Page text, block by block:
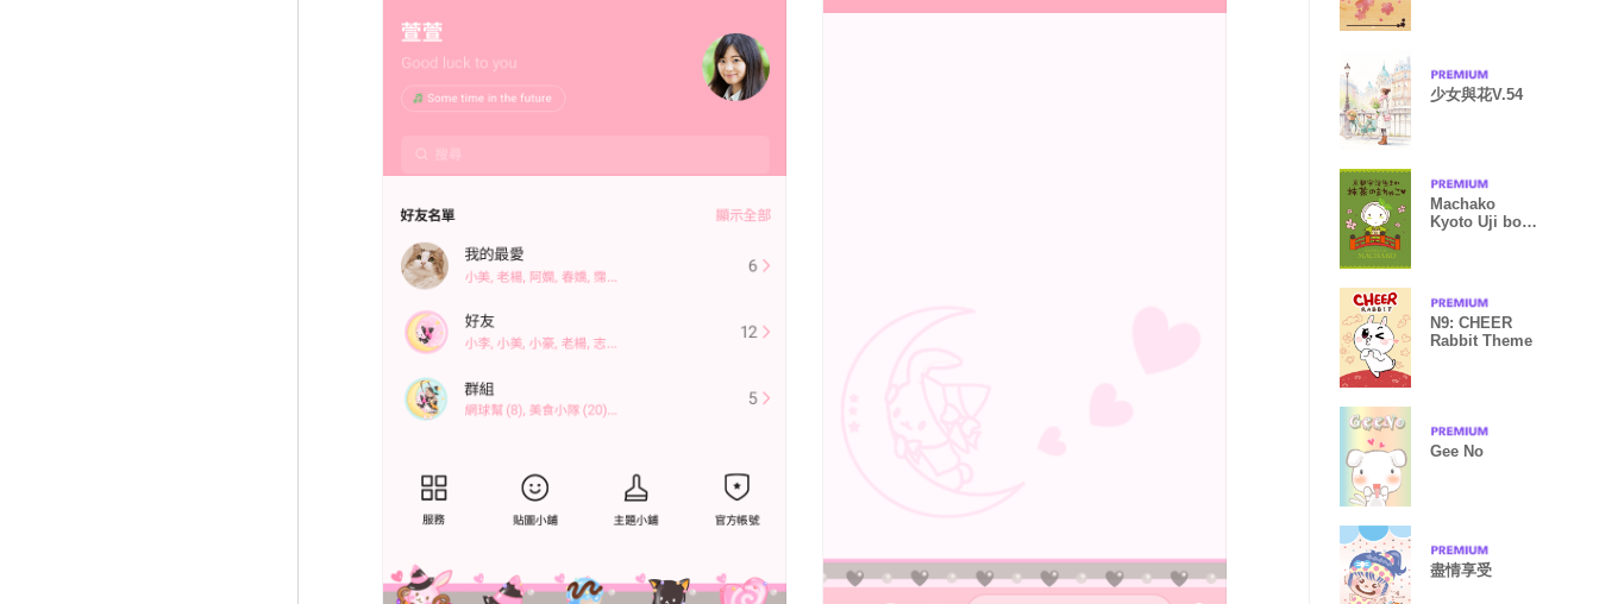
少女與花V.54
Machako
Kyoto Uji born
N9: CHEER
Rabbit Theme
Gee No
盡情享受